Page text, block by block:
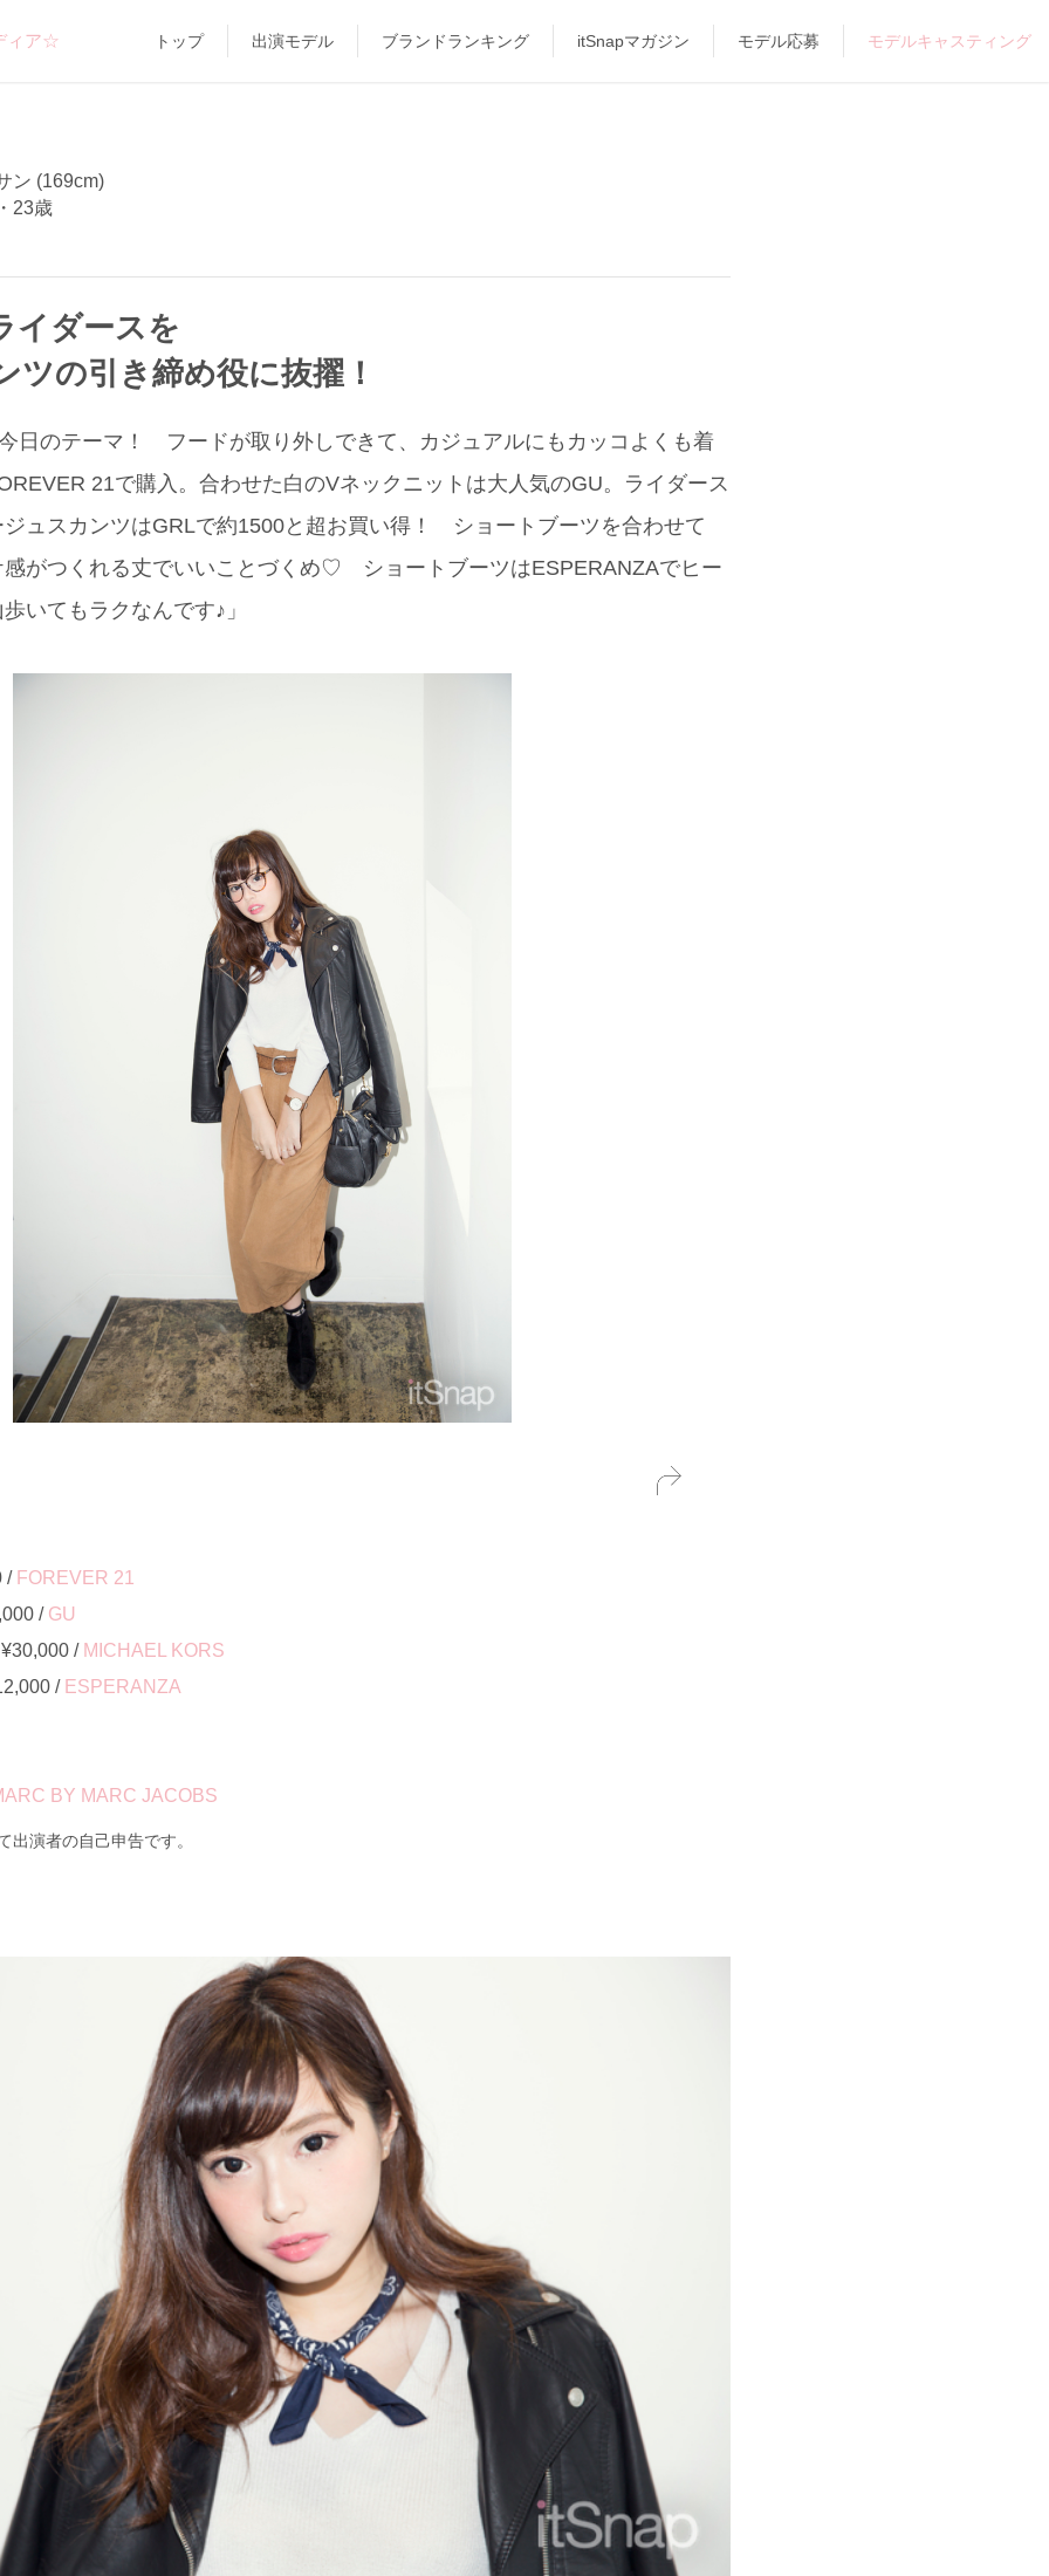
ィア☆ トップ 出演モデル ブランドランキング itSnapマガジン モデル応募 モデルキャスティング
ン (169cm)
23歳
イダースを
ツの引き締め役に抜擢！
日のテーマ！ フードが取り外しできて、カジュアルにもカッコよくも着
21で購入。合わせた白のVネックニットは大人気のGU。ライダース
ュスカンツはGRLで約1500と超お買い得！ ショートブーツを合わせて
感がつくれる丈でいいことづくめ♡ ショートブーツはESPERANZAでヒー
いてもラクなんです♪」
/ FOREVER 21
/ GU
/ MICHAEL KORS
/ ESPERANZA
BY MARC JACOBS
演者の自己申告です。